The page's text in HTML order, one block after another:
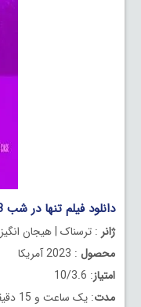
دانلود فیلم تنها در شب Alone at Night 2023
ژانر : ترسناک | هیجان انگیز
محصول : 2023 آمریکا
امتیاز: 10/3.6
مدت: یک ساعت و 15 دقیقه